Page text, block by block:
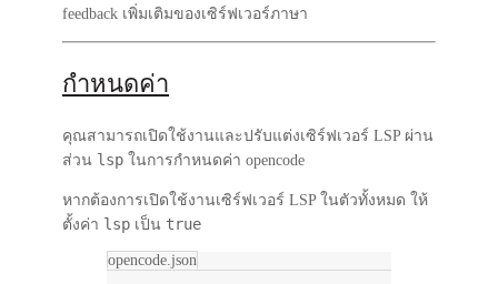
feedback เพิ่มเติมของเซิร์ฟเวอร์ภาษา
กำหนดค่า
คุณสามารถเปิดใช้งานและปรับแต่งเซิร์ฟเวอร์ LSP ผ่าน
ส่วน lsp ในการกำหนดค่า opencode
หากต้องการเปิดใช้งานเซิร์ฟเวอร์ LSP ในตัวทั้งหมด ให้
ตั้งค่า lsp เป็น true
opencode.json